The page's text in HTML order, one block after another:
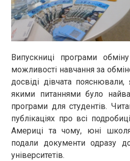
Випускниці програми обміну
можливості навчання за
досвіді дівчата
якими питаннями було
програми для студентів.
публікаціях про всі
Америці та чому, юні
подали документи одразу
університетів.